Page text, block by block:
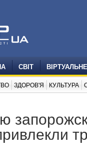
СВІТ
ЗДОРОВ'Я КУЛЬТУРА